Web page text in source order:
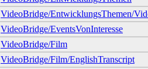
VideoBridge/EntwicklungsThemen/
VideoBridge/EventsVonInteresse
VideoBridge/Film
VideoBridge/Film/EnglishTranscript